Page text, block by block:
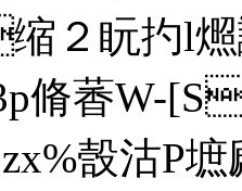
２盶扚l
萫W-[S
嗀沽P